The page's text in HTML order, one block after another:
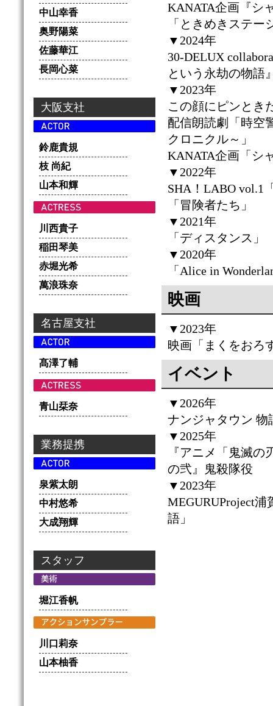
中山幸香
奥野陽菜
佐藤華江
長岡心菜
大阪支社
鈴鹿貴規
枝 尚紀
山本和輝
川西貴子
稲田琴美
赤堀光希
萬浪珠奈
名古屋支社
髙澤了輔
青山栞奈
業務提携
泉紫太朗
中村悠希
大成翔輝
スタッフ
堀江香帆
川口莉奈
山本柚香
KANATA企画『シ
「ときめきステー
▼2024年
30-DELUX
という永劫の物語
▼2023年
この顔にピンとき
配信朗読劇「時空
クロニクル～」
KANATA企画「シ
▼2022年
SHA！LABO vol.1
「冒険者たち」
▼2021年
「ディスタンス」
▼2020年
「Alice in
映画
▼2023年
映画「まくをおろ
イベント
▼2026年
ナンジャタウン 物
▼2025年
『アニメ「鬼滅
の弐』鬼殺隊役
▼2023年
MEGURUProject
語」